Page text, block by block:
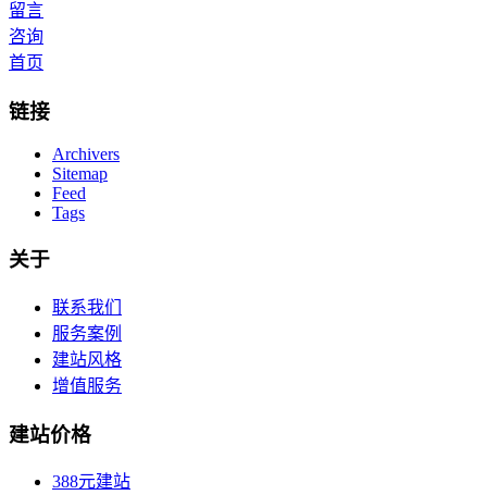
留言
咨询
首页
链接
Archivers
Sitemap
Feed
Tags
关于
联系我们
服务案例
建站风格
增值服务
建站价格
388元建站